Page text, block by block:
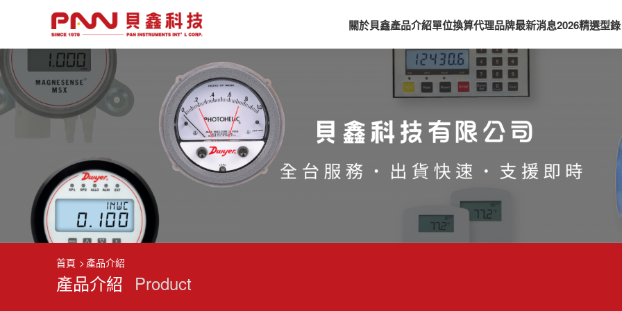
關於貝鑫產品介紹單位換算代理品牌最新消息2026精選型錄
首頁 產品介紹
產品介紹 Product